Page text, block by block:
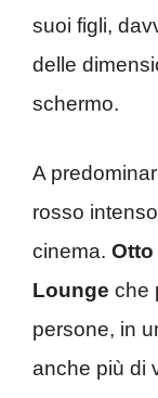
suoi figli,
delle
schermo.
A
rosso
cinema.
Lounge che
persone, in
anche più di